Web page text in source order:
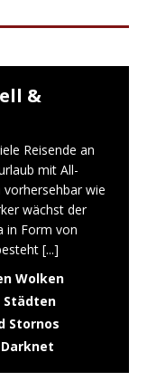
&
Reisende an
mit All-
wie
wächst der
in Form von
[...]
Wolken
Städten
Stornos